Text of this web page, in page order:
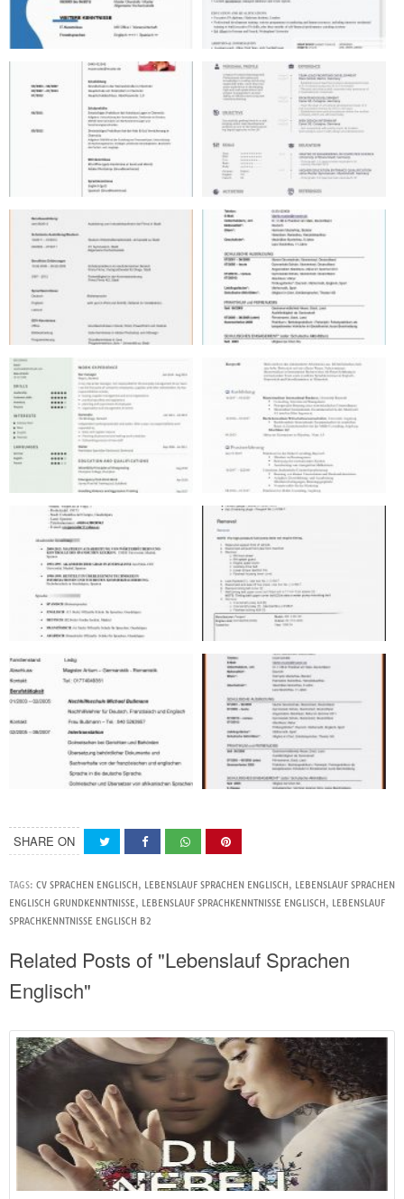
SHARE ON
TAGS: CV SPRACHEN ENGLISCH , LEBENSLAUF SPRACHEN ENGLISCH , LEBENSLAUF SPRACHEN
ENGLISCH GRUNDKENNTNISSE, LEBENSLAUF SPRACHKENNTNISSE ENGLISCH , LEBENSLAUF
SPRACHKENNTNISSE ENGLISCH B2
Related Posts of "Lebenslauf Sprachen
Englisch"